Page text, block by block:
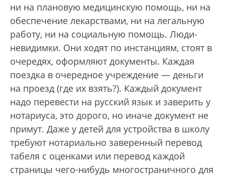
ни на плановую медицинскую помощь, ни на
обеспечение лекарствами, ни на легальную
работу, ни на социальную помощь. Люди-
невидимки. Они ходят по инстанциям, стоят в
очередях, оформляют документы. Каждая
поездка в очередное учреждение — деньги
на проезд (где их взять?). Каждый документ
надо перевести на русский язык и заверить у
нотариуса, это дорого, но иначе документ не
примут. Даже у детей для устройства в школу
требуют нотариально заверенный перевод
табеля с оценками или перевод каждой
страницы чего-нибудь многостраничного для